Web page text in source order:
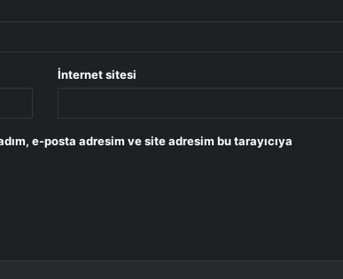
İnternet sitesi
e-posta adresim ve site adresim bu tarayıcıya